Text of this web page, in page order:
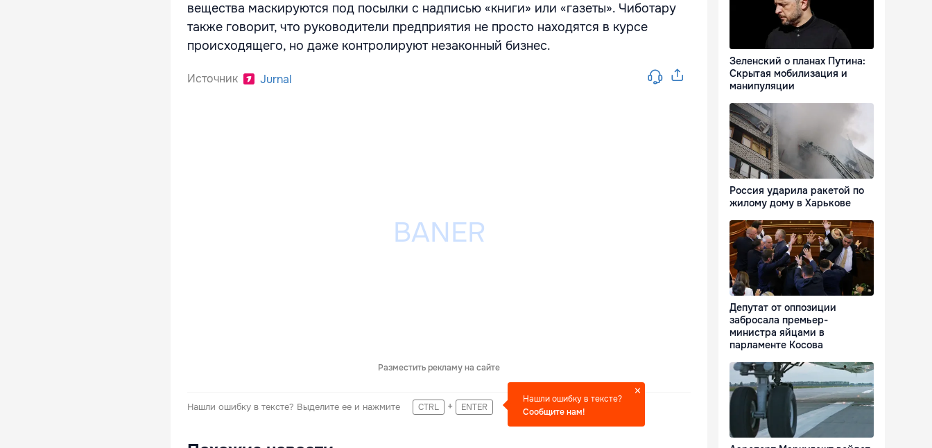
вещества маскируются под посылки с надписью «книги» или «газеты». Чиботару
также говорит, что руководители предприятия не просто находятся в курсе
происходящего, но даже контролируют незаконный бизнес.
Источник Jurnal
Разместить рекламу на сайте
Нашли ошибку в тексте? Выделите ее и нажмите CTRL + ENTER
Нашли ошибку в тексте?
Сообщите нам!
Зеленский о планах Путина:
Скрытая мобилизация и
манипуляции
Россия ударила ракетой по
жилому дому в Харькове
Депутат от оппозиции
забросала премьер-
министра яйцами в
парламенте Косова